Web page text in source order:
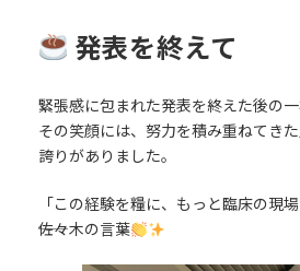
発表を終えて
緊張感に包まれた発表を終えた後の
その笑顔には、努力を積み重ねてき
誇りがありました。
「この経験を糧に、もっと臨床の現
――佐々木の言葉